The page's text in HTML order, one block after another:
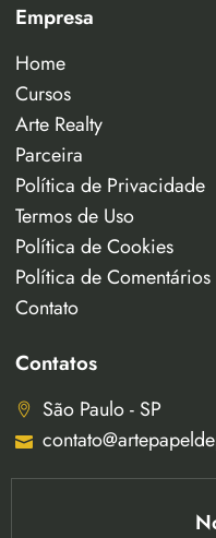
Empresa
Home
Cursos
Arte Realty
Parceira
Política de Privacidade
Termos de Uso
Política de Cookies
Política de Comentários
Contato
Contatos
São Paulo - SP